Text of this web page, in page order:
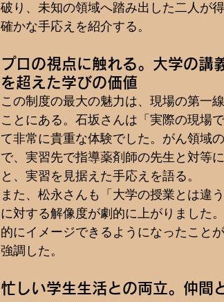
破り、未知の領域へ踏み出した二人が
確かな手応えを紹介する。
プロの視点に触れる。大学の講
を超えた学びの価値
この制度の最大の魅力は、現場の第一
ことにある。石坂さんは「実際の現場
て非常に貴重な体験でした。がん領域
で、実習先で指導薬剤師の先生と対等
と、実習を見据えた手応えを語る。
また、松永さんも「大学の授業とは違
に対する解像度が劇的に上がりました
的にイメージできるようになったこと
強調した。
忙しい学生生活との両立。仲間